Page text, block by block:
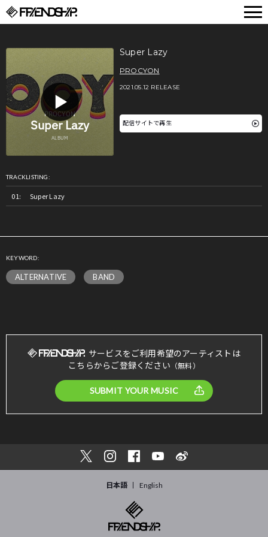
Super Lazy
PROCYON
2021.05.12 RELEASE
配信サイトで再生
TRACKLISTING:
Super Lazy
KEYWORD:
ALTERNATIVE BAND
サービスをご利用希望のアーティストは
こちらからご登録ください （無料）
SUBMIT YOUR MUSIC
日本語 English